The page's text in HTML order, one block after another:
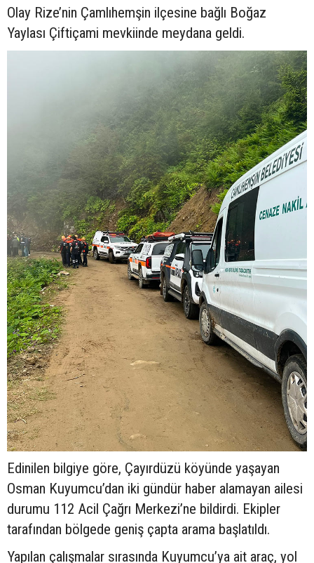
Olay Rize’nin Çamlıhemşin ilçesine bağlı Boğaz
Yaylası Çiftiçami mevkiinde meydana geldi.
Edinilen bilgiye göre, Çayırdüzü köyünde yaşayan
Osman Kuyumcu’dan iki gündür haber alamayan ailesi
durumu 112 Acil Çağrı Merkezi’ne bildirdi. Ekipler
tarafından bölgede geniş çapta arama başlatıldı.
Yapılan çalışmalar sırasında Kuyumcu’ya ait araç, yol